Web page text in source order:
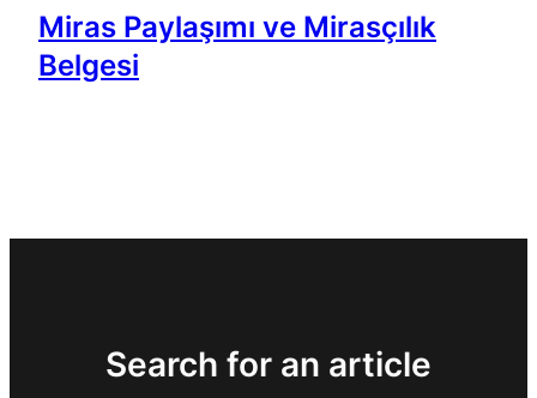
Miras Paylaşımı ve Mirasçılık
Belgesi
Search for an article